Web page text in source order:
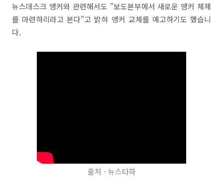
뉴스데스크 앵커와 관련해서도 "보도본부에서 새로운 앵커 체제
를 마련하리라고 본다"고 밝혀 앵커 교체를 예고하기도 했습니
다.
출처 - 뉴스타파